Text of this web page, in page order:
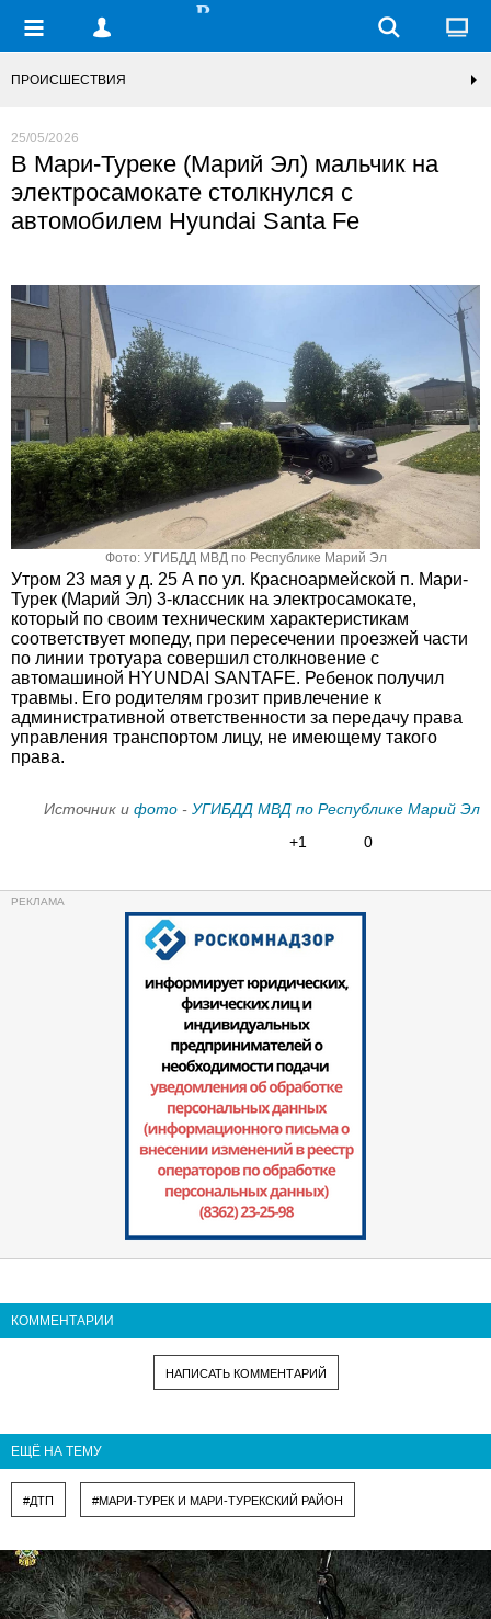
ПРОИСШЕСТВИЯ
25/05/2026
В Мари-Туреке (Марий Эл) мальчик на
электросамокате столкнулся с
автомобилем Hyundai Santa Fe
Фото: УГИБДД МВД по Республике Марий Эл
Утром 23 мая у д. 25 А по ул. Красноармейской п. Мари-
Турек (Марий Эл) 3-классник на электросамокате,
который по своим техническим характеристикам
соответствует мопеду, при пересечении проезжей части
по линии тротуара совершил столкновение с
автомашиной HYUNDAI SANTAFE. Ребенок получил
травмы. Его родителям грозит привлечение к
административной ответственности за передачу права
управления транспортом лицу, не имеющему такого
права.
Источник и фото - УГИБДД МВД по Республике Марий Эл
+1
0
КОММЕНТАРИИ
НАПИСАТЬ КОММЕНТАРИЙ
ЕЩЁ НА ТЕМУ
#ДТП #МАРИ-ТУРЕК И МАРИ-ТУРЕКСКИЙ РАЙОН